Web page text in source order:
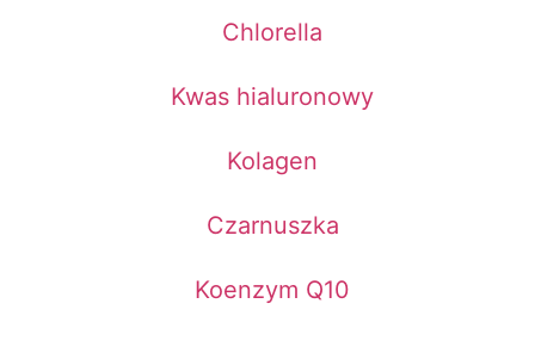
Chlorella
Kwas hialuronowy
Kolagen
Czarnuszka
Koenzym Q10